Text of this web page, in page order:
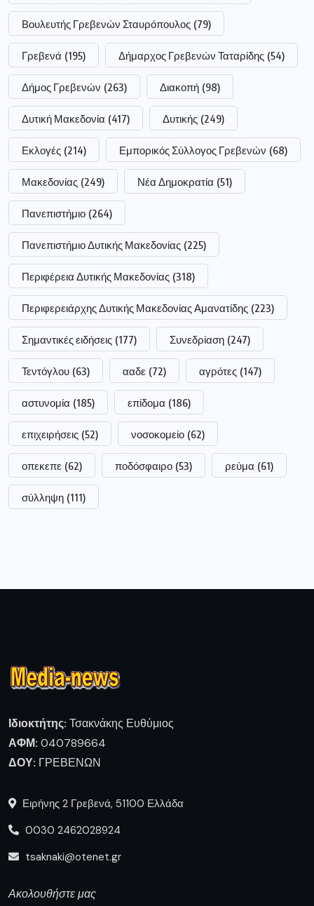
Βουλευτής Γρεβενών Σταυρόπουλος (79)
Γρεβενά (195) Δήμαρχος Γρεβενών Ταταρίδης (54)
Δήμος Γρεβενών (263) Διακοπή (98)
Δυτική Μακεδονία (417) Δυτικής (249)
Εκλογές (214) Εμπορικός Σύλλογος Γρεβενών (68)
Μακεδονίας (249) Νέα Δημοκρατία (51)
Πανεπιστήμιο (264)
Πανεπιστήμιο Δυτικής Μακεδονίας (225)
Περιφέρεια Δυτικής Μακεδονίας (318)
Περιφερειάρχης Δυτικής Μακεδονίας Αμανατίδης (223)
Σημαντικές ειδήσεις (177) Συνεδρίαση (247)
Τεντόγλου (63) ααδε (72) αγρότες (147)
αστυνομία (185) επίδομα (186)
επιχειρήσεις (52) νοσοκομείο (62)
οπεκεπε (62) ποδόσφαιρο (53) ρεύμα (61)
σύλληψη (111)
Ιδιοκτήτης: Τσακνάκης Ευθύμιος
ΑΦΜ: 040789664
ΔΟΥ: ΓΡΕΒΕΝΩΝ
Ειρήνης 2 Γρεβενά, 51100 Ελλάδα
0030 2462028924
tsaknaki@otenet.gr
Ακολουθήστε μας